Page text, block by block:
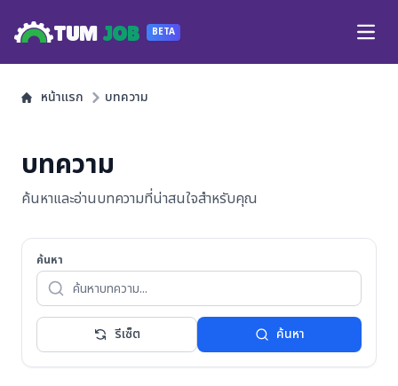
TUM JOB BETA
หน้าแรก บทความ
บทความ
ค้นหาและอ่านบทความที่น่าสนใจสำหรับคุณ
ค้นหา
รีเซ็ต ค้นหา